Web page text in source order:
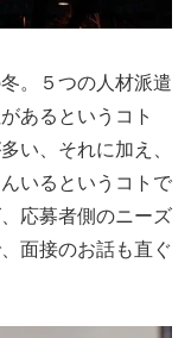
。５つの人材派遣
あるというコト
い、それに加え、
いるというコトで
応募者側のニーズ
面接のお話も直ぐ